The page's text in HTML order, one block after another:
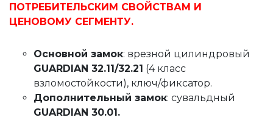
ПОТРЕБИТЕЛЬСКИМ СВОЙСТВАМ И
ЦЕНОВОМУ СЕГМЕНТУ.
Основной замок: врезной цилиндровый
GUARDIAN 32.11/32.21 (4 класс
взломостойкости), ключ/фиксатор.
Дополнительный замок: сувальдный
GUARDIAN 30.01.